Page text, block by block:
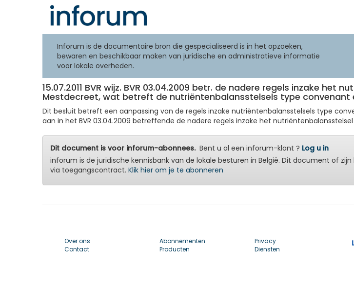
Inforum is de documentaire bron die gespecialiseerd is in het opzoeken,
bewaren en beschikbaar maken van juridische en administratieve informatie
voor lokale overheden.
15.07.2011 BVR wijz. BVR 03.04.2009 betr. de nadere regels inzake
Mestdecreet, wat betreft de nutriëntenbalansstelsels type convenant
Dit besluit betreft een aanpassing van de regels inzake nutriëntenbalansstelsels type
aan in het BVR 03.04.2009 betreffende de nadere regels inzake het nutriëntenbalansstelsel
Dit document is voor inforum-abonnees.Bent u al een inforum-klant ? Log u in
inforum is de juridische kennisbank van de lokale besturen in België. Dit document of
via toegangscontract. Klik hier om je te abonneren
Over ons
Contact
Abonnementen
Producten
Privacy
Diensten